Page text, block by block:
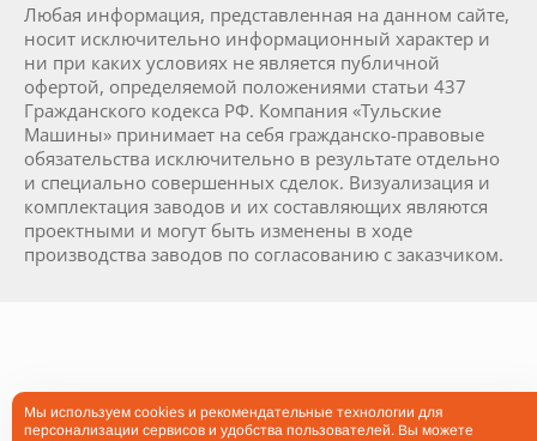
Любая информация, представленная на данном сайте,
носит исключительно информационный характер и
ни при каких условиях не является публичной
офертой, определяемой положениями статьи 437
Гражданского кодекса РФ. Компания «Тульские
Машины» принимает на себя гражданско-правовые
обязательства исключительно в результате отдельно
и специально совершенных сделок. Визуализация и
комплектация заводов и их составляющих являются
проектными и могут быть изменены в ходе
производства заводов по согласованию с заказчиком.
Мы используем cookies и рекомендательные технологии для
персонализации сервисов и удобства пользователей. Вы можете